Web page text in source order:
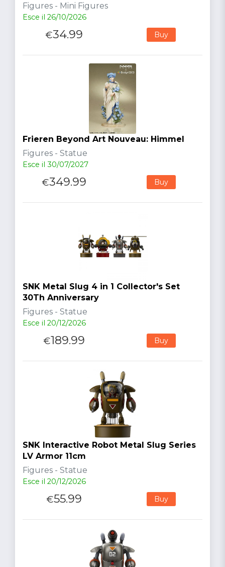
Figures - Mini Figures
Esce il 26/10/2026
€34.99 Buy
Frieren Beyond Art Nouveau: Himmel
Figures - Statue
Esce il 30/07/2027
€349.99 Buy
SNK Metal Slug 4 in 1 Collector's Set
30Th Anniversary
Figures - Statue
Esce il 20/12/2026
€189.99 Buy
SNK Interactive Robot Metal Slug Series
LV Armor 11cm
Figures - Statue
Esce il 20/12/2026
€55.99 Buy